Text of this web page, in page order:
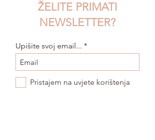
ŽELITE PRIMATI
NEWSLETTER?
Upišite svoj email...
Pristajem na uvjete korištenja